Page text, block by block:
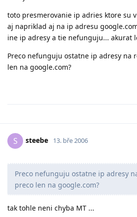
toto presmerovanie ip adries ktore su
aj napriklad aj na ip adresu
ine ip adresy a tie nefunguju... akurat
Preco nefunguju ostatne ip adresy na
len na google.com?
S steebe 13. bře 2006
Preco nefunguju ostatne ip adresy
preco len na google.com?
tak tohle neni chyba MT ...